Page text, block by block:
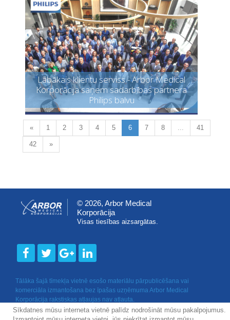
Labākais klientu serviss - Arbor Medical
Korporācija saņem sadarbības partnera
Philips balvu
« 1 2 3 4 5 6 7 8 ... 41
42 »
© 2026, Arbor Medical
Korporācija
Visas tiesības aizsargātas.
Tālāka šajā tīmekļa vietnē esošo materiālu pārpublicēšana vai
komerciāla izmantošana bez īpašas uzņēmuma Arbor Medical
Korporācija rakstiskas atļaujas nav atļauta.
Sīkdatnes mūsu interneta vietnē palīdz nodrošināt mūsu pakalpojumus.